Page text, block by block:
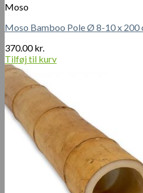
antal
Moso
Moso Bamboo Pole Ø 8-10 x 200
370.00kr.
Tilføj til kurv